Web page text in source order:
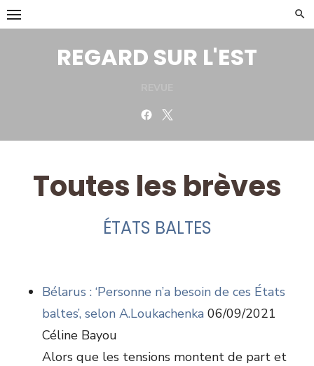
Skip
to
REGARD SUR L'EST
Facebook
Toutes les brèves
ÉTATS BALTES
Bélarus : ‘Personne n’a besoin de ces États
baltes’, selon A.Loukachenka 06/09/2021
Céline Bayou
Alors que les tensions montent de part et